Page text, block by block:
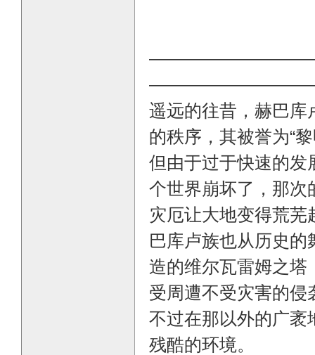
遥远的往昔，赫巴库
的秩序，其被誉为“
但由于过于快速的发
个世界崩坏了，那
灾厄让大地变得荒
巴库卢族也从历史
造的维尔瓦雷姆之塔
受周遭不受灾害的侵
不过在那以外的广袤
残酷的环境。